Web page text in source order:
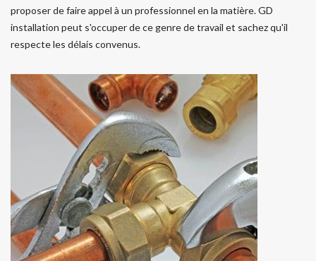
proposer de faire appel à un professionnel en la matière. GD
installation peut s'occuper de ce genre de travail et sachez qu'il
respecte les délais convenus.